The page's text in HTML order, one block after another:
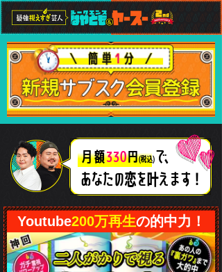
月額330円(税込)で、
あなたの恋を叶えます！
Youtube200万再生の的中力！